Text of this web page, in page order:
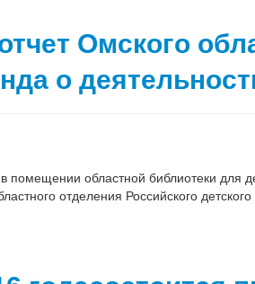
Омского
о
помещении областной библиотеки для
отделения Российского